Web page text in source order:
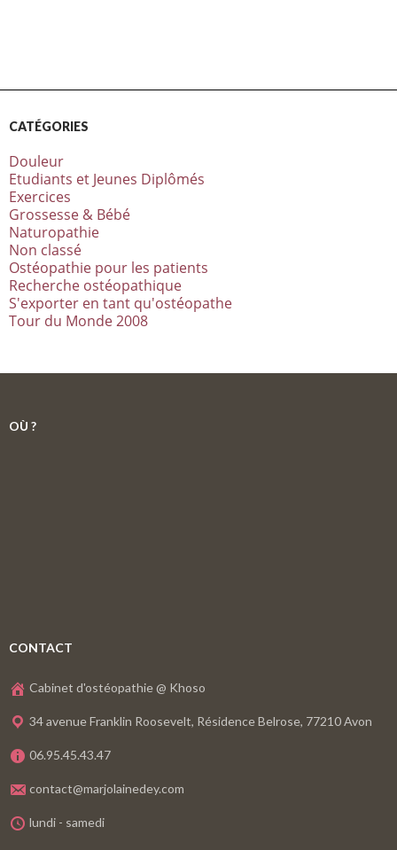
CATÉGORIES
Douleur
Etudiants et Jeunes Diplômés
Exercices
Grossesse & Bébé
Naturopathie
Non classé
Ostéopathie pour les patients
Recherche ostéopathique
S'exporter en tant qu'ostéopathe
Tour du Monde 2008
OÙ ?
CONTACT
Cabinet d'ostéopathie @ Khoso
34 avenue Franklin Roosevelt, Résidence Belrose, 77210 Avon
06.95.45.43.47
contact@marjolainedey.com
lundi - samedi